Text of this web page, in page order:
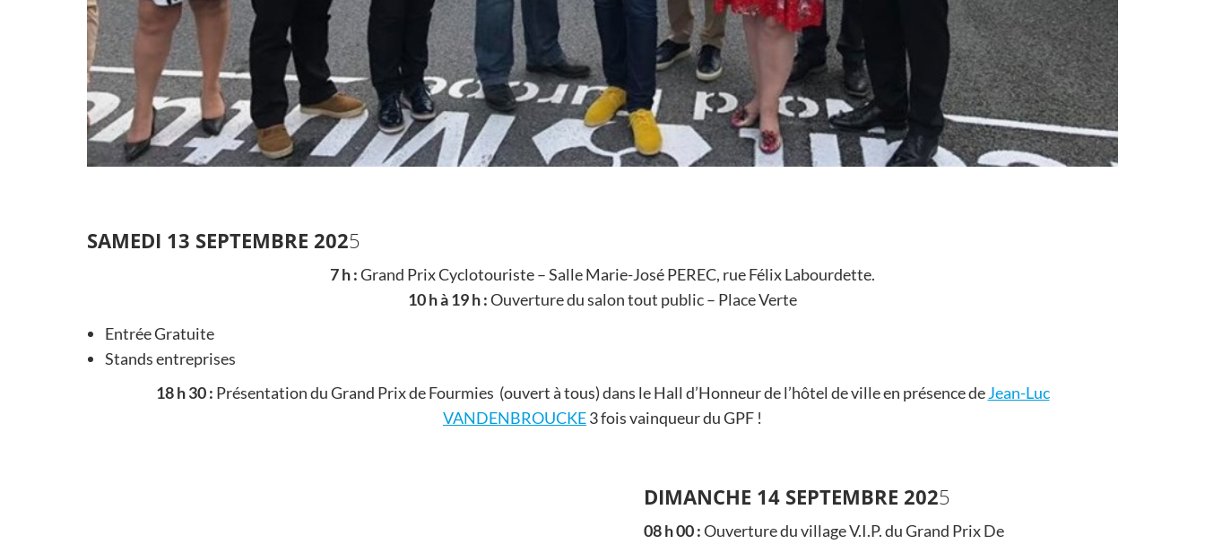
SAMEDI 13 SEPTEMBRE 2025
7 h :Grand Prix Cyclotouriste – Salle Marie-José PEREC, rue Félix Labourdette.
10 h à 19 h :Ouverture du salon tout public – Place Verte
Entrée Gratuite
Stands entreprises
18 h 30 : Présentation du Grand Prix de Fourmies (ouvert à tous) dans le Hall d’Honneur de l’hôtel de ville en présence deJean-Luc
VANDENBROUCKE3 fois vainqueur du GPF !
DIMANCHE 14 SEPTEMBRE 2025
08 h 00 :Ouverture du village V.I.P. du Grand Prix De